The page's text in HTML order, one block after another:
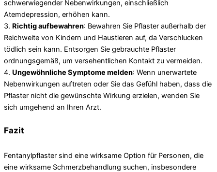
schwerwiegender Nebenwirkungen, einschließlich
Atemdepression, erhöhen kann.
3. Richtig aufbewahren: Bewahren Sie Pflaster außerhalb der
Reichweite von Kindern und Haustieren auf, da Verschlucken
tödlich sein kann. Entsorgen Sie gebrauchte Pflaster
ordnungsgemäß, um versehentlichen Kontakt zu vermeiden.
4. Ungewöhnliche Symptome melden: Wenn unerwartete
Nebenwirkungen auftreten oder Sie das Gefühl haben, dass die
Pflaster nicht die gewünschte Wirkung erzielen, wenden Sie
sich umgehend an Ihren Arzt.
Fazit
Fentanylpflaster sind eine wirksame Option für Personen, die
eine wirksame Schmerzbehandlung suchen, insbesondere